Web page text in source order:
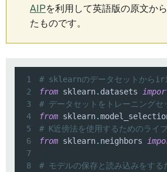
AIPを利用して英語版の原文か
たものです。
1
# sklearnのデータセットから
2
from sklearn. datasets
3
# データセットをトレーニングセ
4
from sklearn.
5
# K近傍法を使用するためのライ
6
from sklearn. neighbors
7
8
# モデルの保存と読み込みをする